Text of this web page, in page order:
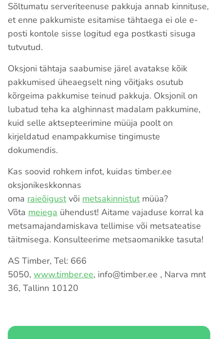
Sõltumatu serveriteenuse pakkuja annab kinnituse,
et enne pakkumiste esitamise tähtaega ei ole e-
posti kontole sisse logitud ega postkasti sisuga
tutvutud.
Oksjoni tähtaja saabumise järel avatakse kõik
pakkumised üheaegselt ning võitjaks osutub
kõrgeima pakkumise teinud pakkuja. Oksjonil on
lubatud teha ka alghinnast madalam pakkumine,
kuid selle aktsepteerimine müüja poolt on
kirjeldatud enampakkumise tingimuste
dokumendis.
Kas soovid rohkem infot, kuidas timber.ee
oksjonikeskkonnas
oma raieõigustvõi metsakinnistutmüüa?
Võta meiega ühendust! Aitame vajaduse korral ka
metsamajandamiskava tellimise või metsateatise
täitmisega. Konsulteerime metsaomanikke tasuta!
AS Timber, Tel: 666
5050, www.timber.ee, info@timber.ee , Narva mnt
36, Tallinn 10120